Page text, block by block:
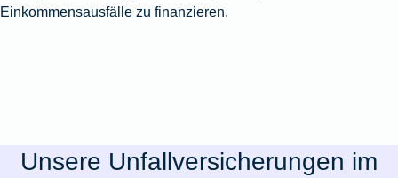
Einkommensausfälle zu finanzieren.
Unsere Unfallversicherungen im